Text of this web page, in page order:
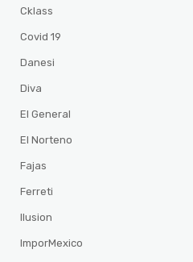
Cklass
Covid 19
Danesi
Diva
El General
El Norteno
Fajas
Ferreti
Ilusion
ImporMexico